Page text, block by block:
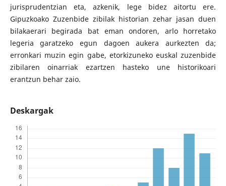
jurisprudentzian eta, azkenik, lege bidez aitortu ere.
Gipuzkoako Zuzenbide zibilak historian zehar jasan duen
bilakaerari begirada bat eman ondoren, arlo horretako
legeria garatzeko egun dagoen aukera aurkezten da;
erronkari muzin egin gabe, etorkizuneko euskal zuzenbide
zibilaren oinarriak ezartzen hasteko une historikoari
erantzun behar zaio.
Deskargak